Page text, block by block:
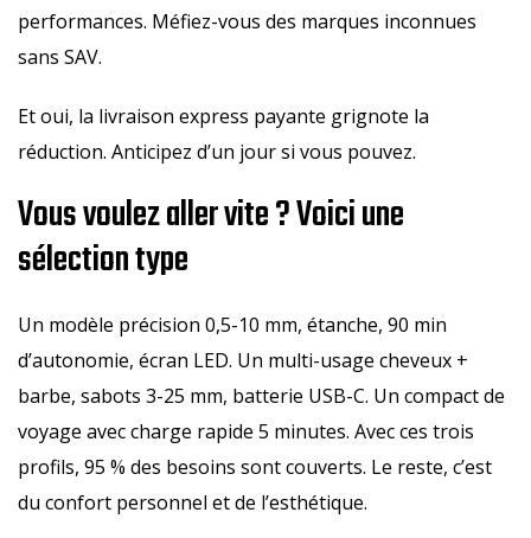
performances. Méfiez-vous des marques inconnues
sans SAV.
Et oui, la livraison express payante grignote la
réduction. Anticipez d’un jour si vous pouvez.
Vous voulez aller vite ? Voici une
sélection type
Un modèle précision 0,5-10 mm, étanche, 90 min
d’autonomie, écran LED. Un multi-usage cheveux +
barbe, sabots 3-25 mm, batterie USB-C. Un compact de
voyage avec charge rapide 5 minutes. Avec ces trois
profils, 95 % des besoins sont couverts. Le reste, c’est
du confort personnel et de l’esthétique.